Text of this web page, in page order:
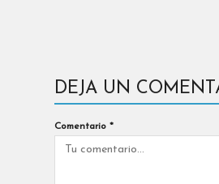
DEJA UN
Comentario *